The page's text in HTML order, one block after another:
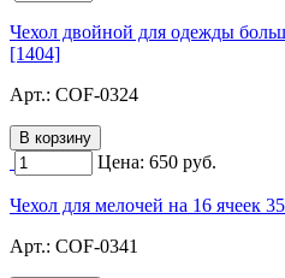
Чехол двойной для одежды
[1404]
Арт.: COF-0324
Цена: 650 руб.
Чехол для мелочей на 16 ячеек
Арт.: COF-0341